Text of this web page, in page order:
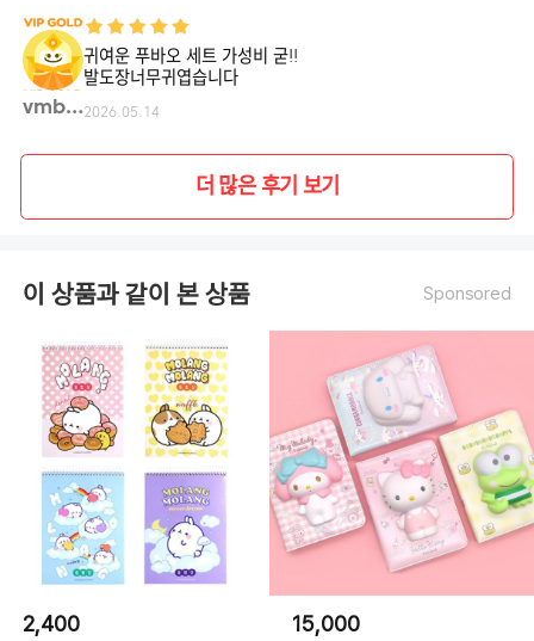
vmbn**
귀여운 푸바오 세트 가성비 굳!!
발도장너무귀엽습니다
2026.05.14
더 많은 후기 보기
이 상품과 같이 본 상품 Sponsored
2,400 15,000